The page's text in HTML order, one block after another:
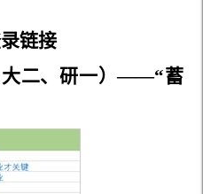
链接
大二、研一）——“蓄